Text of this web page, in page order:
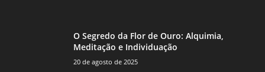
O Segredo da Flor de Ouro: Alquimia,
Meditação e Individuação
20 de agosto de 2025